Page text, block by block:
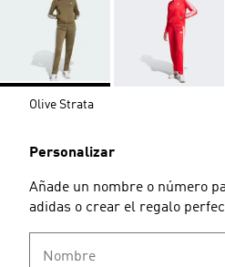
Olive Strata
Personalizar
Añade un nombre o número
adidas o crear el regalo
Nombre